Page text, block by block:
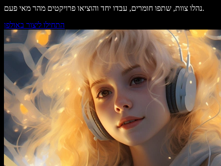
נהלו צוות, שתפו חומרים, עבדו יחד והוציאו פרויקטים מהר מאי פעם.
התחילו ליצור באולפן